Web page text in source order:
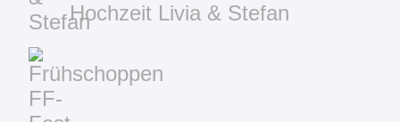
Hochzeit Livia & Stefan